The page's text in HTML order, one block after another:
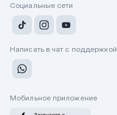
Социальные сети
Написать в чат с поддержкой
Мобильное приложение